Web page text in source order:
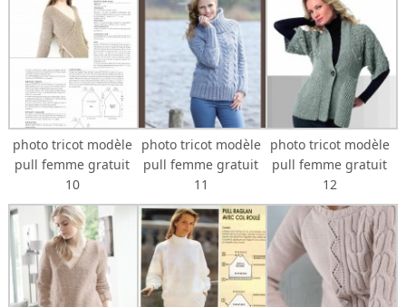
photo tricot modèle
pull femme gratuit
10
photo tricot modèle
pull femme gratuit
11
photo tricot modèle
pull femme gratuit
12